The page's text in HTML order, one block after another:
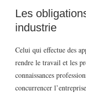
Les
industrie
Celui qui effectue des
rendre le travail et les
connaissances
concurrencer